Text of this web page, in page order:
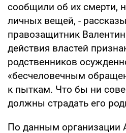
сообщили об их смерти,
личных вещей, -
правозащитник
действия властей
родственников
«бесчеловечным
к пыткам. Что бы ни
должны страдать его
По данным организации